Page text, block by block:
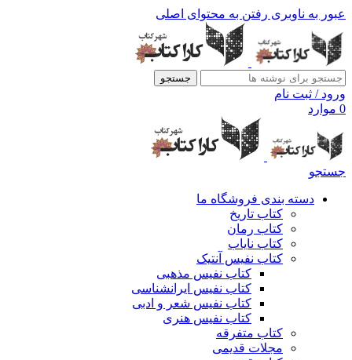
عبور به ناوبری رفتن به محتوای اصلی
جستجو
ورود / ثبت نام
0 موارد
جستجو
دسته بندی فروشگاه ما
کتاب تاریخ
کتاب رمان
کتاب نایاب
کتاب نفیس آنتیک
کتاب نفیس مذهبی
کتاب نفیس ایرانشناسی
کتاب نفیس شعر و ادبی
کتاب نفیس هنری
کتاب متفرقه
مجلات قدیمی